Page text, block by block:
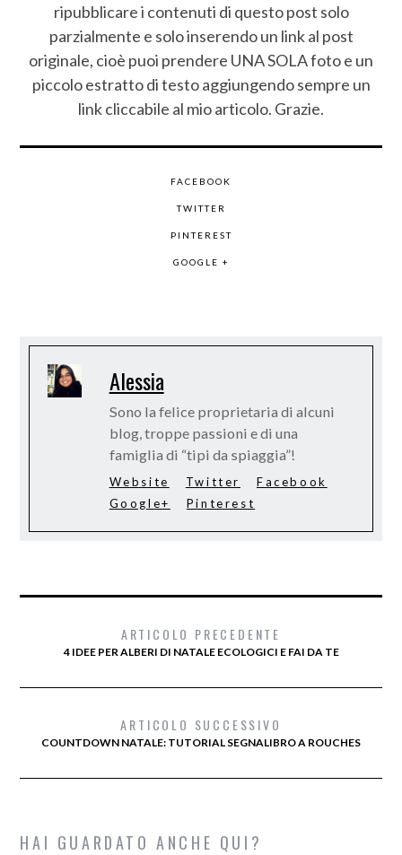
ripubblicare i contenuti di questo post solo
parzialmente e solo inserendo un link al post
originale, cioè puoi prendere UNA SOLA foto e un
piccolo estratto di testo aggiungendo sempre un
link cliccabile al mio articolo. Grazie.
FACEBOOK
TWITTER
PINTEREST
GOOGLE +
Alessia
Sono la felice proprietaria di alcuni
blog, troppe passioni e di una
famiglia di “tipi da spiaggia”!
Website Twitter
Facebook
Google+
Pinterest
ARTICOLO PRECEDENTE
4 IDEE PER ALBERI DI NATALE ECOLOGICI E FAI DA TE
ARTICOLO SUCCESSIVO
COUNTDOWN NATALE: TUTORIAL SEGNALIBRO A ROUCHES
HAI GUARDATO ANCHE QUI?